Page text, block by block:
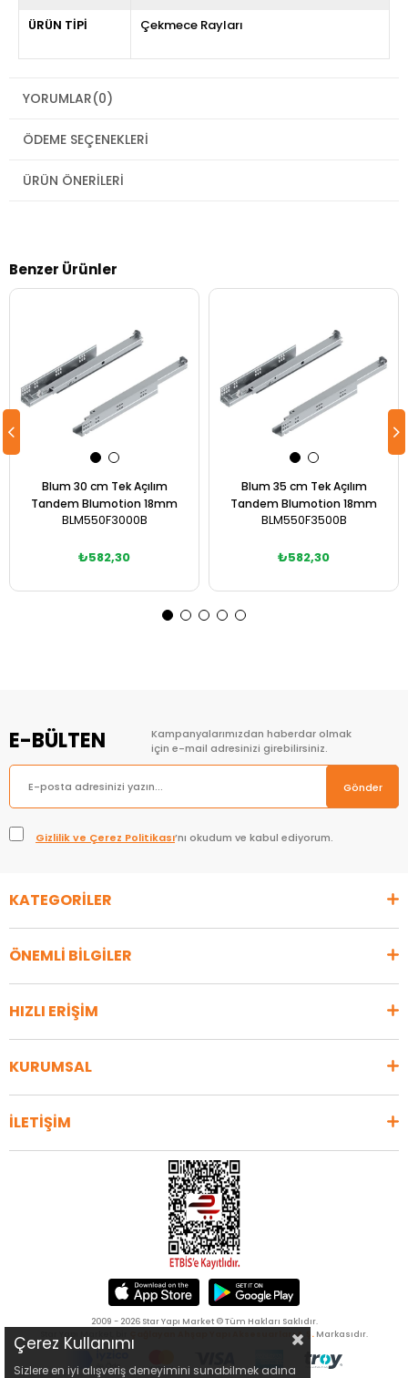
ÜRÜN TİPİ Çekmece Rayları
YORUMLAR(0)
ÖDEME SEÇENEKLERI
ÜRÜN ÖNERILERI
Benzer Ürünler
Blum 30 cm Tek Açılım
Tandem Blumotion 18mm
BLM550F3000B
₺582,30
Blum 35 cm Tek Açılım
Tandem Blumotion 18mm
BLM550F3500B
₺582,30
E-BÜLTEN
Kampanyalarımızdan haberdar olmak
için e-mail adresinizi girebilirsiniz.
Gönder
Gizlilik ve Çerez Politikası’nı okudum ve kabul ediyorum.
KATEGORİLER
ÖNEMLİ BİLGİLER
HIZLI ERİŞİM
KURUMSAL
İLETİŞİM
2009 - 2026 Star Yapı Market © Tüm Hakları Saklıdır.
Çağlayan Ahşap Yapı Aksesuarları A.Ş. Markasıdır.
Çerez Kullanımı
Sizlere en iyi alışveriş deneyimini sunabilmek adına